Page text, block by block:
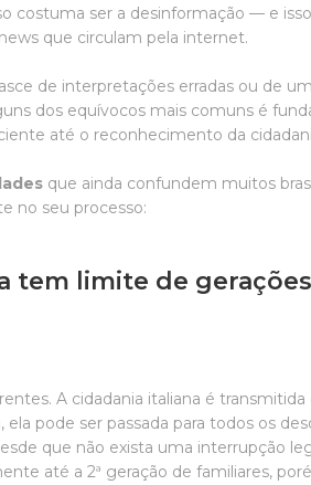
costuma ser a desinformação — e
que circulam pela internet.
de interpretações erradas ou de
dos equívocos mais comuns é
até o reconhecimento da
que ainda confundem muitos
no seu processo:
tem limite de
A cidadania italiana é
ela pode ser passada para todos os
que não exista uma interrupção
até a 2ª geração de familiares,